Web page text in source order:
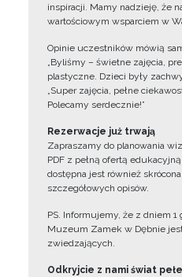
inspiracji. Mamy nadzieję, że
wartościowym wsparciem w
Opinie uczestników mówią
„Byliśmy – świetne zajęcia,
plastyczne. Dzieci były
„Super zajęcia, pełne
Polecamy serdecznie!”
Rezerwacje już trwają
Zapraszamy do planowania
PDF z pełną ofertą
dostępna jest również
szczegółowych opisów.
PS. Informujemy, że z dniem 1
Muzeum Zamek w Dębnie
zwiedzających.
Odkryjcie z nami świat